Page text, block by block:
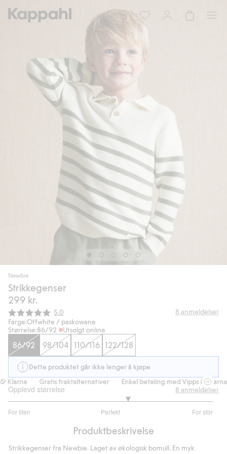
Newbie
Strikkegenser
299 kr.
Gjennomsnittskarakter:
5.0 8 anmeldelser
Farge:Offwhite / paskowane
Størrelse:86/92 Utsolgt online
86/92 98/104 110/116 122/128
Dette produktet går ikke lenger å kjøpe
Gratis fraktalternativer Enkel betaling med Vipps & Klarna
Opplevd størrelse
For liten Perfekt For stor
av
6
8 anmeldelser
Produktbeskrivelse
Strikkegenser fra Newbie. Laget av økologisk bomull. En myk